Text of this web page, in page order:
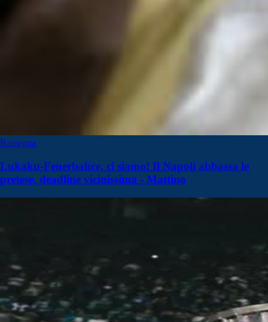
Rassegna
Lukaku-Fenerbahce, ci siamo! Il Napoli abbassa le
pretese, deadline vicinissima - Mattino